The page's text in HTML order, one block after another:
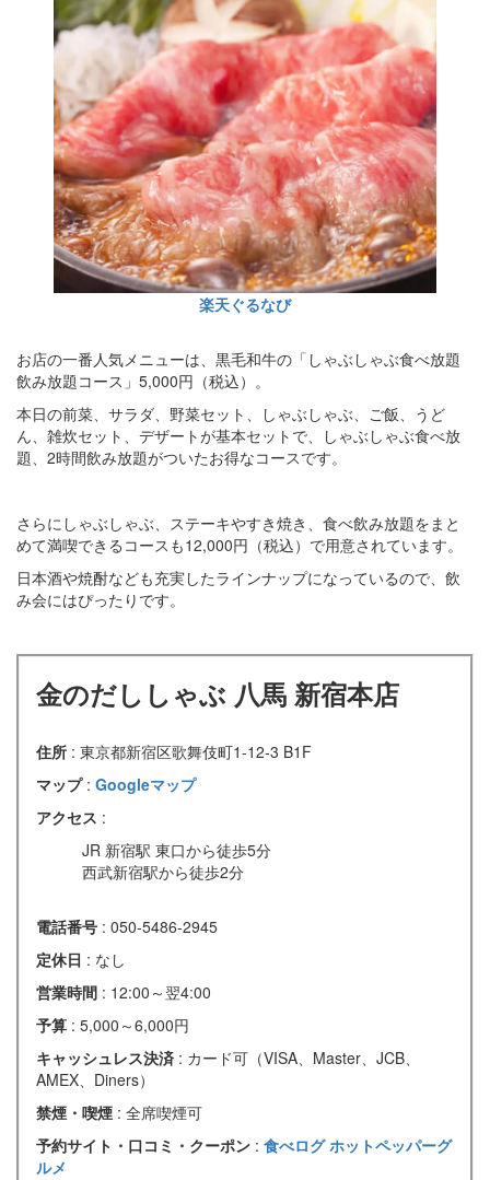
楽天ぐるなび
お店の一番人気メニューは、黒毛和牛の「しゃぶしゃぶ食べ放題
飲み放題コース」5,000円（税込）。
本日の前菜、サラダ、野菜セット、しゃぶしゃぶ、ご飯、うど
ん、雑炊セット、デザートが基本セットで、しゃぶしゃぶ食べ放
題、2時間飲み放題がついたお得なコースです。
さらにしゃぶしゃぶ、ステーキやすき焼き、食べ飲み放題をまと
めて満喫できるコースも12,000円（税込）で用意されています。
日本酒や焼酎なども充実したラインナップになっているので、飲
み会にはぴったりです。
金のだししゃぶ 八馬 新宿本店
住所 : 東京都新宿区歌舞伎町1-12-3 B1F
マップ : Googleマップ
アクセス :
JR 新宿駅 東口から徒歩5分
西武新宿駅から徒歩2分
電話番号 : 050-5486-2945
定休日 : なし
営業時間 : 12:00～翌4:00
予算 : 5,000～6,000円
キャッシュレス決済 : カード可（VISA、Master、JCB、
AMEX、Diners）
禁煙・喫煙 : 全席喫煙可
予約サイト・口コミ・クーポン : 食べログホットペッパーグ
ルメ